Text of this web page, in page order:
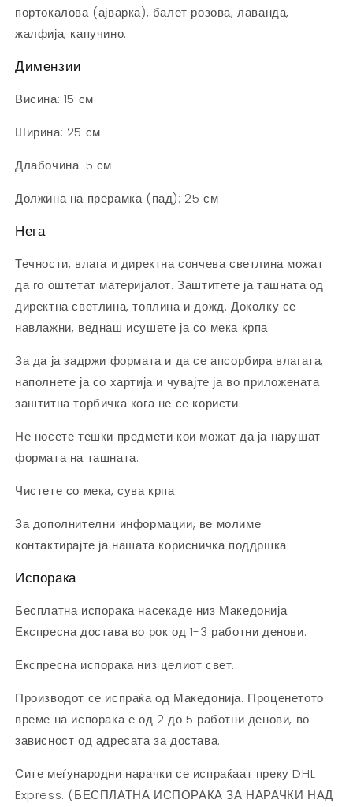
портокалова (ајварка), балет розова, лаванда,
жалфија, капучино.
Димензии
Висина: 15 см
Ширина: 25 см
Длабочина: 5 см
Должина на прерамка (пад): 25 см
Нега
Течности, влага и директна сончева светлина можат
да го оштетат материјалот. Заштитете ја ташната од
директна светлина, топлина и дожд. Доколку се
навлажни, веднаш исушете ја со мека крпа.
За да ја задржи формата и да се апсорбира влагата,
наполнете ја со хартија и чувајте ја во приложената
заштитна торбичка кога не се користи.
Не носете тешки предмети кои можат да ја нарушат
формата на ташната.
Чистете со мека, сува крпа.
За дополнителни информации, ве молиме
контактирајте ја нашата корисничка поддршка.
Испорака
Бесплатна испорака насекаде низ Македонија.
Експресна достава во рок од 1-3 работни денови.
Експресна испорака низ целиот свет.
Производот се испраќа од Македонија. Проценетото
време на испорака е од 2 до 5 работни денови, во
зависност од адресата за достава.
Сите меѓународни нарачки се испраќаат преку DHL
Express. (БЕСПЛАТНА ИСПОРАКА ЗА НАРАЧКИ НАД